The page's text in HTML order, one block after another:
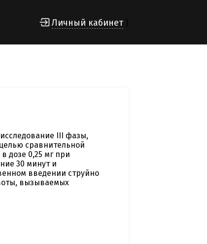
Личный кабинет
III фазы,
сравнительной
дозе 0,25 мг при
30 минут и
введении струйно
вызываемых